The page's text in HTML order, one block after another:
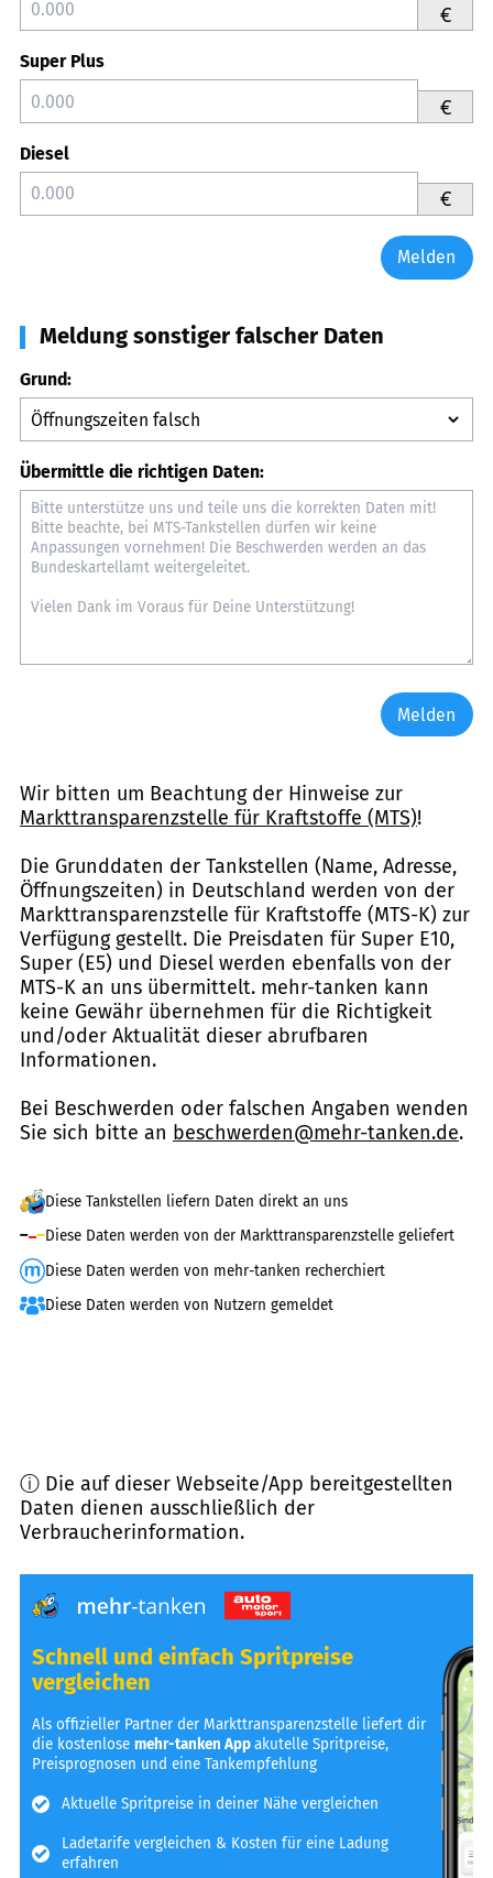
€
Super Plus
€
Diesel
€
Melden
Meldung sonstiger falscher Daten
Grund:
Übermittle die richtigen Daten:
Melden
Wir bitten um Beachtung der Hinweise zur
Markttransparenzstelle für Kraftstoffe (MTS)!
Die Grunddaten der Tankstellen (Name, Adresse,
Öffnungszeiten) in Deutschland werden von der
Markttransparenzstelle für Kraftstoffe (MTS-K) zur
Verfügung gestellt. Die Preisdaten für Super E10,
Super (E5) und Diesel werden ebenfalls von der
MTS-K an uns übermittelt. mehr-tanken kann
keine Gewähr übernehmen für die Richtigkeit
und/oder Aktualität dieser abrufbaren
Informationen.
Bei Beschwerden oder falschen Angaben wenden
Sie sich bitte an beschwerden@mehr-tanken.de.
Diese Tankstellen liefern Daten direkt an uns
Diese Daten werden von der Markttransparenzstelle geliefert
Diese Daten werden von mehr-tanken recherchiert
Diese Daten werden von Nutzern gemeldet
ⓘ Die auf dieser Webseite/App bereitgestellten
Daten dienen ausschließlich der
Verbraucherinformation.
Schnell und einfach Spritpreise
vergleichen
Als offizieller Partner der Markttransparenzstelle liefert dir
die kostenlosemehr-tanken Appakutelle Spritpreise,
Preisprognosen und eine Tankempfehlung
Aktuelle Spritpreise in deiner Nähe vergleichen
Ladetarife vergleichen & Kosten für eine Ladung
erfahren